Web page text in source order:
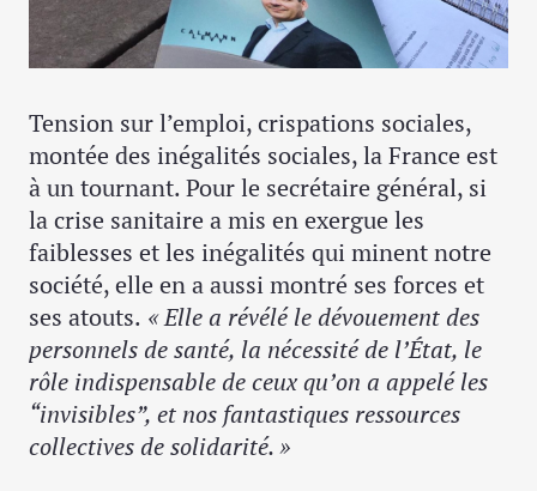
Tension sur l’emploi, crispations sociales,
montée des inégalités sociales, la France est
à un tournant. Pour le secrétaire général, si
la crise sanitaire a mis en exergue les
faiblesses et les inégalités qui minent notre
société, elle en a aussi montré ses forces et
ses atouts. « Elle a révélé le dévouement des
personnels de santé, la nécessité de l’État, le
rôle indispensable de ceux qu’on a appelé les
“invisibles”, et nos fantastiques ressources
collectives de solidarité. »